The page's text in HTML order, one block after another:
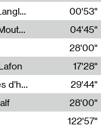
Dans la nuit les nuages - Théo Robine-Langlois
00'53"
Bathi Diabaye - Tambacounda (Pierrick Mouton)
04'45"
28'00"
17'28"
Paysages animés #3 : Prairies – Histoires d’herbes et d’humains
29'44"
28'00"
122'57"